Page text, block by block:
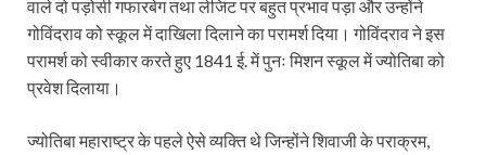
वाले दो पड़ोसी गफारबेग तथा लेजिट पर बहुत प्रभाव पड़ा और उन्होंने
गोविंदराव को स्कूल में दाखिला दिलाने का परामर्श दिया। गोविंदराव ने इस
परामर्श को स्वीकार करते हुए 1841 ई. में पुनः मिशन स्कूल में ज्योतिबा को
प्रवेश दिलाया।
ज्योतिबा महाराष्ट्र के पहले ऐसे व्यक्ति थे जिन्होंने शिवाजी के पराक्रम,